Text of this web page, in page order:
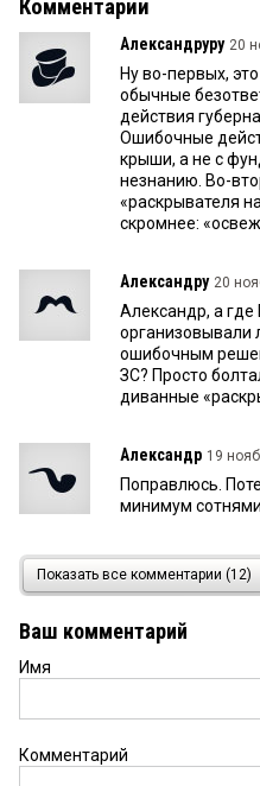
Комментарии
Александруру 20
Ну во-первых,
обычные
действия
Ошибочные
крыши, а не с
незнанию. Во-
«раскрывателя
скромнее:
Александру 20
Александр, а
организовывали
ошибочным
ЗС? Просто
диванные
Александр 19
Поправлюсь.
минимум
Александр 19
Ну давайте уже
всего разрушил
счет оплачивал
на Авангард 650
в некоторые
(киньте ссылку
Показать все комментарии (12)
Ваш комментарий
Имя
Комментарий